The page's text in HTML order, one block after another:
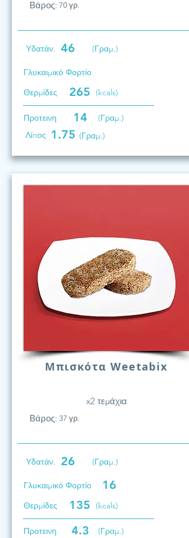
Βάρος: 70 γρ.
Υδατάν. 46 (Γραμ.)
Γλυκαιμικό Φορτίο
Θερμίδες
265 (kcals)
Προτεινη 14
(Γραμ.)
Λίπος 1.75 (Γραμ.)
Μπισκότα Weetabix
x2 τεμάχια
Βάρος: 37 γρ.
Υδατάν. 26 (Γραμ.)
Γλυκαιμικό Φορτίο 16
Θερμίδες 135 (kcals)
Προτεινη 4.3
(Γραμ.)